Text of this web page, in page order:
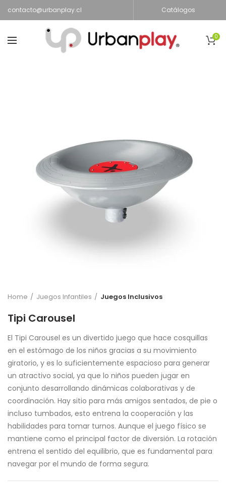
contacto@urbanplay.cl Catálogos
0
Home Juegos Infantiles Juegos Inclusivos
Tipi Carousel
El Tipi Carousel es un divertido juego que hace cosquillas
en el estómago de los niños gracias a su movimiento
giratorio, y es lo suficientemente espacioso para generar
un atractivo social, ya que lo niños pueden jugar en
conjunto desarrollando dinámicas colaborativas y de
coordinación. Hay sitio para más amigos sentados, de pie o
incluso tumbados, esto entrena la cooperación y las
habilidades para tomar turnos. Aunque el juego físico se
mantiene como el principal factor de diversión. La rotación
entrena el sentido del equilibrio, que es fundamental para
navegar por el mundo de forma segura.